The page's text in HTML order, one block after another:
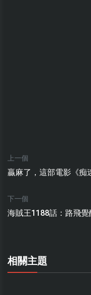
上一個
贏麻了，這部電影《痴
下一個
海賊王1188話：路飛
相關主題